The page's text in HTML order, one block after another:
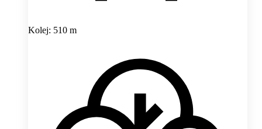
Kolej: 510 m